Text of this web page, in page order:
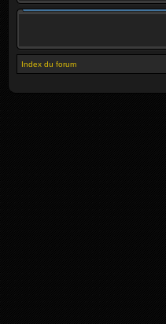
Index du forum